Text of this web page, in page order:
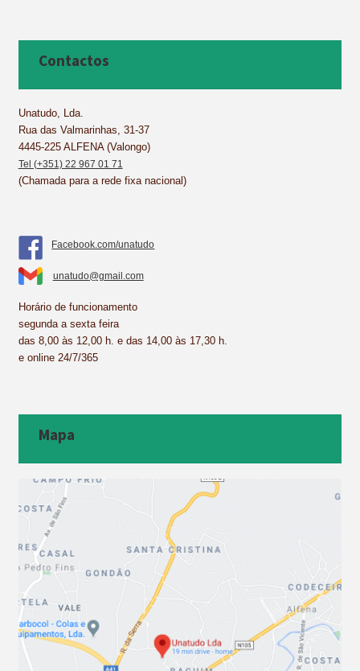
b
o
k
e
e
s
t
I
p
Contactos
Unatudo, Lda.
Rua das Valmarinhas, 31-37
4445-225 ALFENA (Valongo)
Tel (+351) 22 967 01 71
(Chamada para a rede fixa nacional)
Facebook.com/unatudo
unatudo@gmail.com
Horário de funcionamento
segunda a sexta feira
das 8,00 às 12,00 h. e das 14,00 às 17,30 h.
e online 24/7/365
Mapa